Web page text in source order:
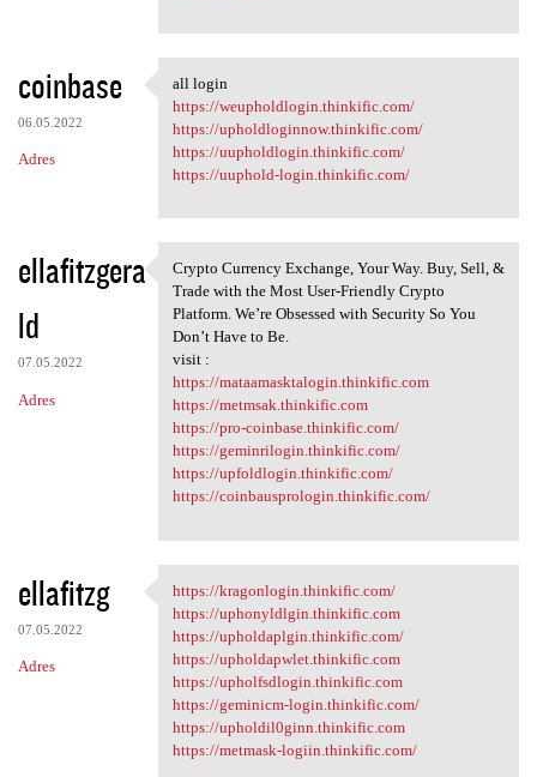
coinbase
06.05.2022
Adres
all login
all login
https://weupholdlogin.thinkific.com/
https://upholdloginnow.thinkific.com/
https://uupholdlogin.thinkific.com/
https://uuphold-login.thinkific.com/
ellafitzgera
ld
07.05.2022
Adres
Crypto Currency Exchange,
Crypto Currency Exchange, Your Way. Buy, Sell, &
Trade with the Most User-Friendly Crypto
Platform. We’re Obsessed with Security So You
Don’t Have to Be.
visit :
https://mataamasktalogin.thinkific.com
https://metmsak.thinkific.com
https://pro-coinbase.thinkific.com/
https://geminrilogin.thinkific.com/
https://upfoldlogin.thinkific.com/
https://coinbausprologin.thinkific.com/
ellafitzg
07.05.2022
Adres
https://kragonlogin.thinkific
https://kragonlogin.thinkific.com/
https://uphonyldlgin.thinkific.com
https://upholdaplgin.thinkific.com/
https://upholdapwlet.thinkific.com
https://upholfsdlogin.thinkific.com
https://geminicm-login.thinkific.com/
https://upholdil0ginn.thinkific.com
https://metmask-logiin.thinkific.com/